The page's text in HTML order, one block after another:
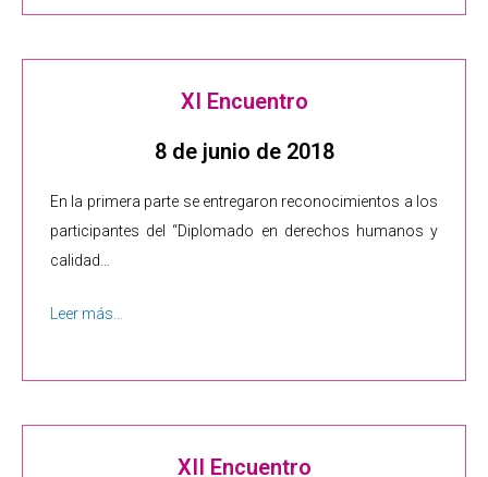
XI Encuentro
8 de junio de 2018
En la primera parte se entregaron reconocimientos a los
participantes del “Diplomado en derechos humanos y
calidad…
Leer más…
XII Encuentro